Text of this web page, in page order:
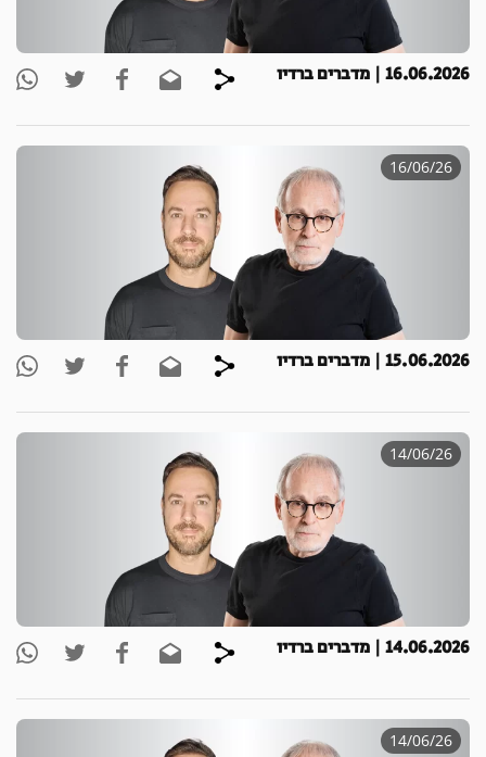
16.06.2026 | מדברים ברדיו
16/06/26
15.06.2026 | מדברים ברדיו
14/06/26
14.06.2026 | מדברים ברדיו
14/06/26